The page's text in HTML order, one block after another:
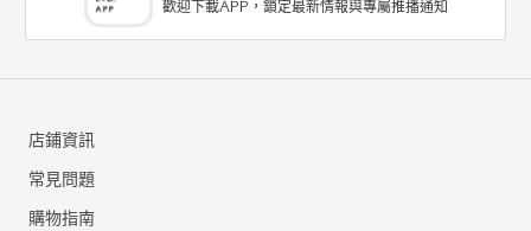
歡迎下載APP，鎖定最新情報與專屬推播通知
店鋪資訊
常見問題
購物指南